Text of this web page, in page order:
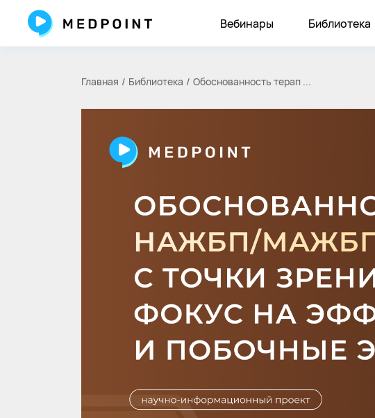
Вебинары Библиотека
Главная Библиотека Обоснованность терап ...